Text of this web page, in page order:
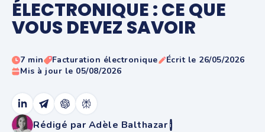
ÉLECTRONIQUE : CE QUE
VOUS DEVEZ SAVOIR
7 min Facturation électronique
Écrit le 26/05/2026
Mis à jour le 05/08/2026
Rédigé par Adèle Balthazar i